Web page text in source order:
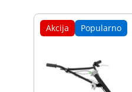
Akcija Popularno